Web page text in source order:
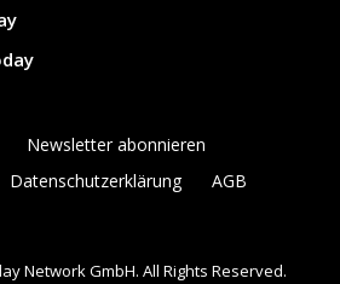
Newsletter abonnieren
Datenschutzerklärung AGB
Network GmbH. All Rights Reserved.